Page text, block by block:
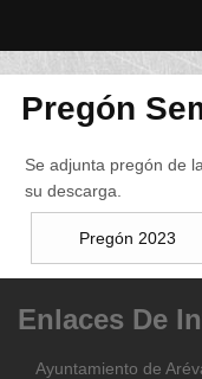
Pregón
Se adjunta pregón de
su descarga.
Pregón 2023
Enlaces De
Ayuntamiento de